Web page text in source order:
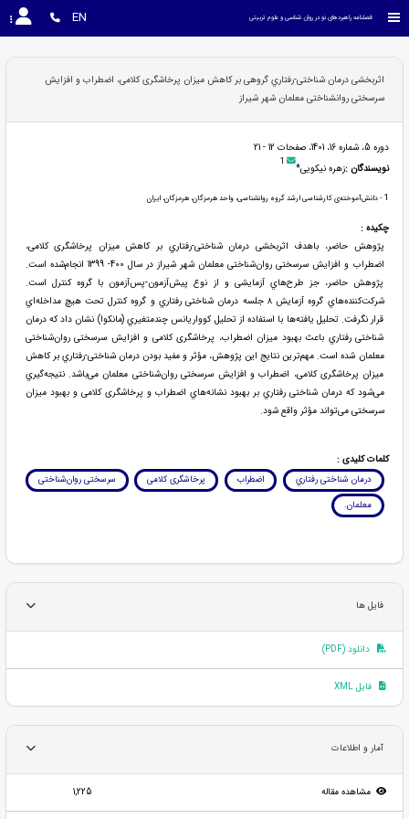
فصلنامه راهبردهای نو در روان شناسی و علوم تربیتی EN
اثربخشی‌ درمان شناختی‌-رفتاري گروهی بر کاهش‌ میزان پرخاشگری کلامی‌، اضطراب و افزایش‌
سرسختی‌ روانشناختی‌ معلمان شهر شیراز
دوره 5، شماره 16، 1401، صفحات 12 - 21
نویسندگان :زهره نیکویی* 1
1 - دانش‌آموخته‌ی کارشناسی ارشد گروه روانشناسی‌، واحد هرمزگان، هرمزگان، ایران
چکیده :
پژوهش‌ حاضر، باهدف‌ اثربخشی‌ درمان‌ شناختی‌-رفتاري بر کاهش‌ میزان‌ پرخاشگری کلامی‌،
اضطراب‌ و افزایش‌ سرسختی‌ روان‌شناختی‌ معلمان‌ شهر شیراز‌ در سال‌ 400- 1399 انجام‌شده‌ است‌.
پژوهش‌ حاضر، جز طرح‌هاي آزمایشی‌ و از نوع‌ پیش‌آزمون‌-پس‌آزمون‌ با گروه‌ کنترل‌ است‌.
شرکت‌کننده‌هاي گروه‌ آزمایش‌ ٨ جلسه‌ درمان‌ شناختی‌ رفتاري و گروه‌ کنترل‌ تحت‌ هیچ‌ مداخله‌اي
قرار نگرفت‌. تحلیل‌ یافته‌ها با استفاده‌ از تحلیل‌ کوواریانس‌ چندمتغیري (مانکوا) نشان‌ داد که‌ درمان‌
شناختی‌ رفتاري باعث‌ بهبود میزان‌ اضطراب‌، پرخاشگری کلامی و افزایش‌ سرسختی‌ روان‌شناختی‌
معلمان‌ شده‌ است‌. مهم‌ترین‌ نتایج‌ این‌ پژوهش‌، مؤثر و مفید بودن‌ درمان‌ شناختی‌-رفتاري بر کاهش‌
میزان‌ پرخاشگری کلامی‌، اضطراب‌ و افزایش‌ سرسختی‌ روان‌شناختی‌ معلمان‌ می‌باشد. نتیجه‌گیري
می‌شود که‌ درمان‌ شناختی‌ رفتاري بر بهبود نشانه‌هاي اضطراب‌ و پرخاشگری کلامی‌ و بهبود میزان‌
سرسختی‌ می‌تواند مؤثر واقع‌ شود.
کلمات کلیدی :
درمان‌ شناختی‌ رفتاري
اضطراب‌ پرخاشگری کلامی
سرسختی‌ روان‌شناختی‌
معلمان‌.
فایل ها
دانلود (PDF)
فایل XML
آمار و اطلاعات
مشاهده مقاله 1,225